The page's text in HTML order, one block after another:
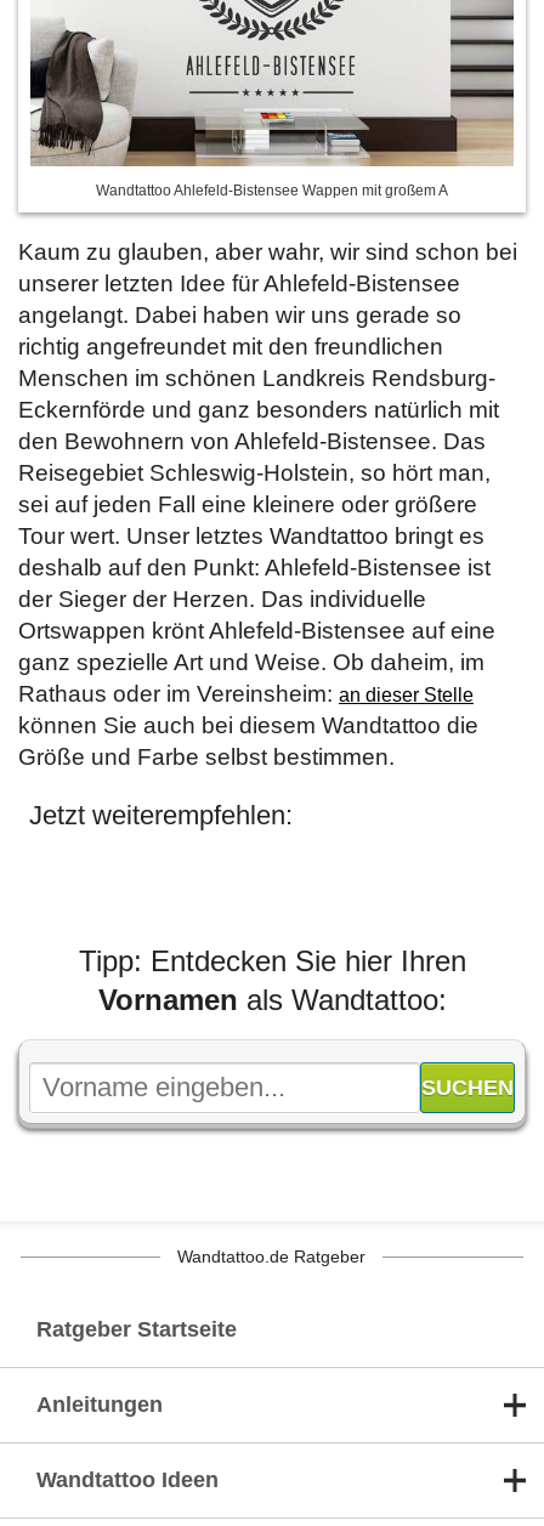
Wandtattoo Ahlefeld-Bistensee Wappen mit großem A
Kaum zu glauben, aber wahr, wir sind schon bei
unserer letzten Idee für Ahlefeld-Bistensee
angelangt. Dabei haben wir uns gerade so
richtig angefreundet mit den freundlichen
Menschen im schönen Landkreis Rendsburg-
Eckernförde und ganz besonders natürlich mit
den Bewohnern von Ahlefeld-Bistensee. Das
Reisegebiet Schleswig-Holstein, so hört man,
sei auf jeden Fall eine kleinere oder größere
Tour wert. Unser letztes Wandtattoo bringt es
deshalb auf den Punkt: Ahlefeld-Bistensee ist
der Sieger der Herzen. Das individuelle
Ortswappen krönt Ahlefeld-Bistensee auf eine
ganz spezielle Art und Weise. Ob daheim, im
Rathaus oder im Vereinsheim: an dieser Stelle
können Sie auch bei diesem Wandtattoo die
Größe und Farbe selbst bestimmen.
Jetzt weiterempfehlen:
Tipp: Entdecken Sie hier Ihren
Vornamen als Wandtattoo:
Wandtattoo.de Ratgeber
Ratgeber Startseite
Anleitungen
Wandtattoo Ideen